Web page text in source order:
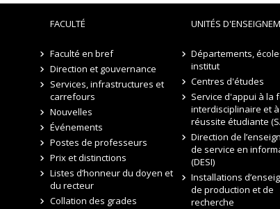
FACULTÉ
Faculté en bref
Direction et gouvernance
Services, infrastructures et
carrefours
Nouvelles
Événements
Postes de professeurs
Prix et distinctions
Listes d’honneur du doyen et
du recteur
Collation des grades
UNITÉS
Départements,
institut
Centres d'études
Service d'appui à la
interdisciplinaire et
réussite étudiante
Direction de
de service en
(DESI)
Installations
de production et de
recherche